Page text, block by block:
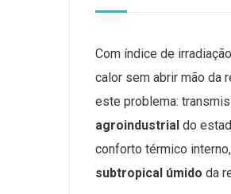
Com índice de
calor sem abrir mão da
este problema:
agroindustrial do
conforto térmico
subtropical úmido da